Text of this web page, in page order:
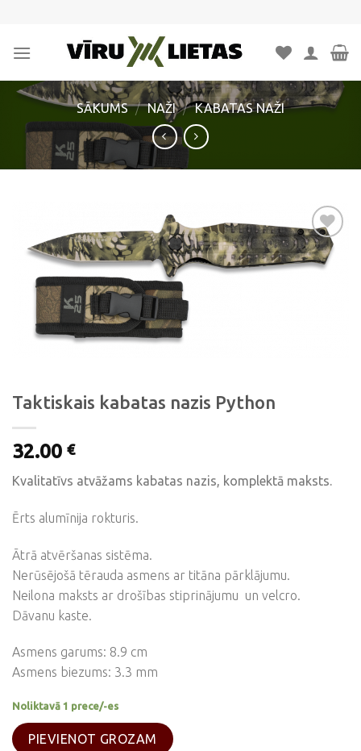
content
SĀKUMS / NAŽI / KABATAS NAŽI
Taktiskais kabatas nazis Python
32.00 €
Kvalitatīvs atvāžams kabatas nazis, komplektā maksts.
Ērts alumīnija rokturis.
Ātrā atvēršanas sistēma.
Nerūsējošā tērauda asmens ar titāna pārklājumu.
Neilona maksts ar drošības stiprinājumu un velcro.
Dāvanu kaste.
Asmens garums: 8.9 cm
Asmens biezums: 3.3 mm
Noliktavā 1 prece/-es
PIEVIENOT GROZAM